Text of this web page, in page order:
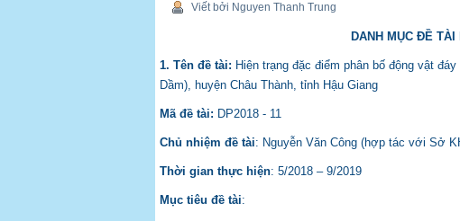
Viết bởi Nguyen Thanh Trung
DANH MỤC ĐỀ TÀI
1. Tên đề tài: Hiện trạng đặc điểm phân bố động vật
Dầm), huyện Châu Thành, tỉnh Hậu Giang
Mã đề tài: DP2018 - 11
Chủ nhiệm đề tài: Nguyễn Văn Công (hợp tác với Sở
Thời gian thực hiện: 5/2018 – 9/2019
Mục tiêu đề tài: